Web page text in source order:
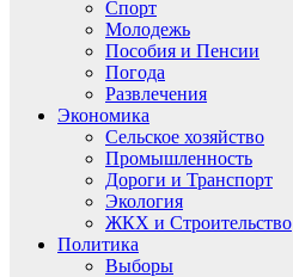
Спорт
Молодежь
Пособия и Пенсии
Погода
Развлечения
Экономика
Сельское хозяйство
Промышленность
Дороги и Транспорт
Экология
ЖКХ и Строительство
Политика
Выборы